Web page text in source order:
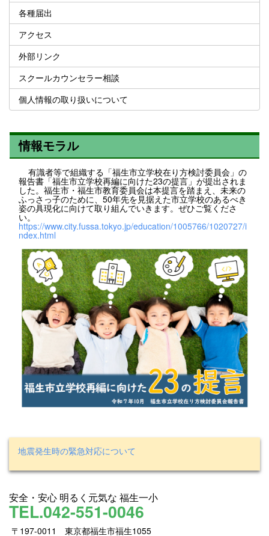
各種届出
アクセス
外部リンク
スクールカウンセラー相談
個人情報の取り扱いについて
情報モラル
有識者等で組織する「福生市立学校在り方検討委員会」の
報告書「福生市立学校再編に向けた23の提言」が提出されま
した。福生市・福生市教育委員会は本提言を踏まえ、未来の
ふっさっ子のために、50年先を見据えた市立学校のあるべき
姿の具現化に向けて取り組んでいきます。ぜひご覧くださ
い。
https://www.city.fussa.tokyo.jp/education/1005766/1020727/i
ndex.html
地震発生時の緊急対応について
安全・安心 明るく元気な 福生一小
TEL.042-551-0046
〒197-0011 東京都福生市福生1055